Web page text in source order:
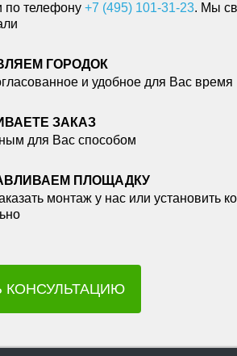
по телефону +7 (495) 101-31-23. Мы
ГОРОДОК
и удобное для Вас время
ЗАКАЗ
для Вас способом
ПЛОЩАДКУ
монтаж у нас или установить
КОНСУЛЬТАЦИЮ